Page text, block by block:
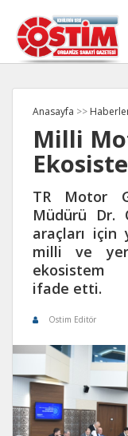
Anasayfa >>
Milli
TR Motor
Müdürü Dr.
araçları için
milli ve
ekosistem
ifade etti.
Ostim Editör